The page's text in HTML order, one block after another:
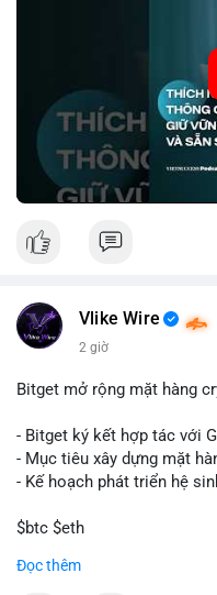
bản, phân배 tài sản hợp lý
Điều này không chỉ giúp
tận dụng cơ hội khi thị
🎥 Xem video trực tiếp tại:
Nguồn: VIETSUCCESS
Vlike Wire
2 giờ
Bitget mở rộng mặt hàng
- Bitget ký kết hợp tác với
- Mục tiêu xây dựng mặt
- Kế hoạch phát triển hệ
$btc $eth
#vlikevn
Đọc thêm